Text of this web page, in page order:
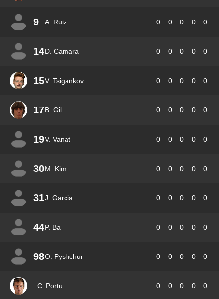
9 A. Ruiz 0 0 0 0 0
14D. Camara 0 0 0 0 0
15V. Tsigankov 0 0 0 0 0
17B. Gil 0 0 0 0 0
19V. Vanat 0 0 0 0 0
30M. Kim 0 0 0 0 0
31J. Garcia 0 0 0 0 0
44P. Ba 0 0 0 0 0
98O. Pyshchur 0 0 0 0 0
C. Portu 0 0 0 0 0